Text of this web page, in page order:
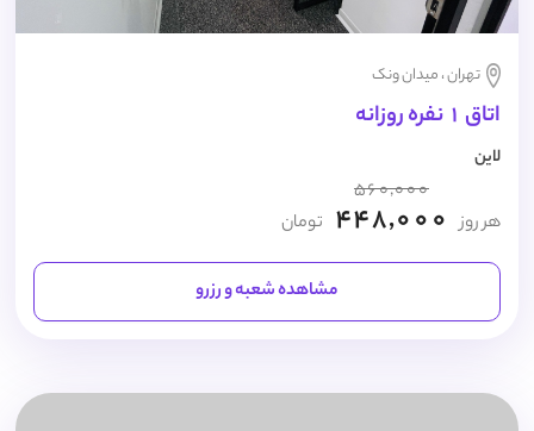
تهران ، میدان ونک
اتاق 1 نفره روزانه
لاین
هر روز
560,000
448,000 تومان
مشاهده شعبه و رزرو